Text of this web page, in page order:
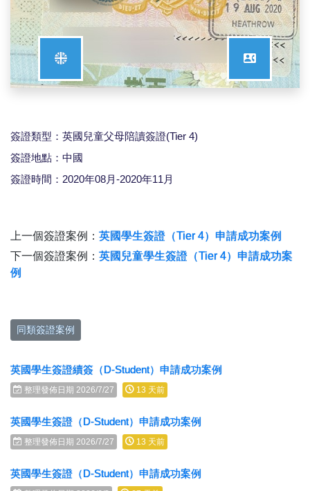
簽證類型：英國兒童父母陪讀簽證(Tier 4)
簽證地點：中國
簽證時間：2020年08月-2020年11月
上一個簽證案例： 英國學生簽證（Tier 4）申請成功案例
下一個簽證案例： 英國兒童學生簽證（Tier 4）申請成功案
例
同類簽證案例
英國學生簽證續簽（D-Student）申請成功案例
整理發佈日期 2026/7/27 13 天前
英國學生簽證（D-Student）申請成功案例
整理發佈日期 2026/7/27 13 天前
英國學生簽證（D-Student）申請成功案例